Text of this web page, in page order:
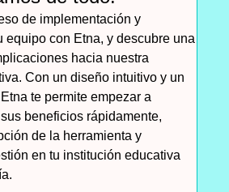
de implementación y
equipo con Etna, y descubre una
hacia nuestra
Con un diseño intuitivo y un
te permite empezar a
beneficios rápidamente,
de la herramienta y
en tu institución educativa